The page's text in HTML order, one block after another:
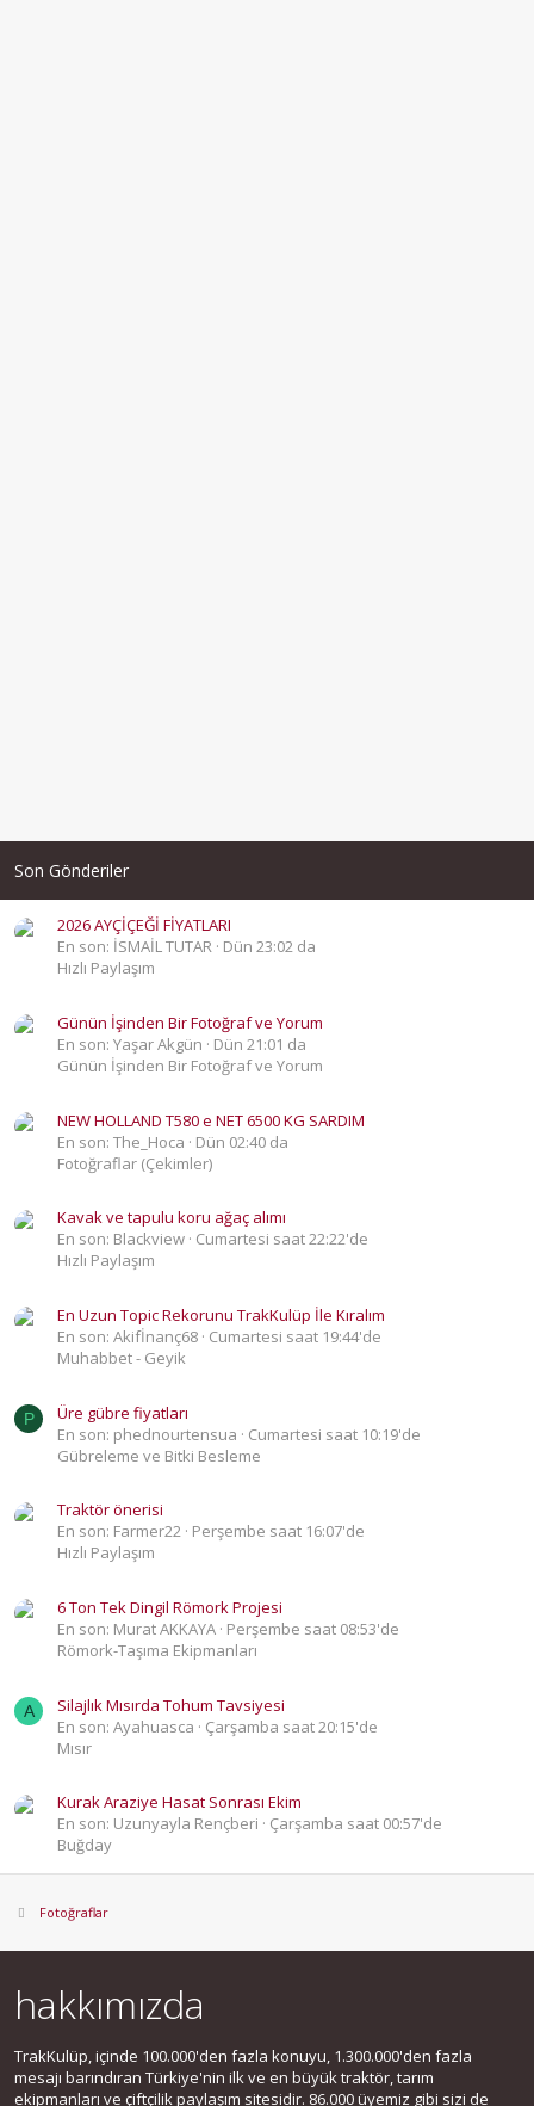
Son Gönderiler
2026 AYÇİÇEĞİ FİYATLARI
En son: İSMAİL TUTAR Dün 23:02 da
Hızlı Paylaşım
Günün İşinden Bir Fotoğraf ve Yorum
En son: Yaşar Akgün
Dün 21:01 da
Günün İşinden Bir Fotoğraf ve Yorum
NEW HOLLAND T580 e NET 6500 KG SARDIM
En son: The_Hoca
Dün 02:40 da
Fotoğraflar (Çekimler)
Kavak ve tapulu koru ağaç alımı
En son: Blackview Cumartesi saat 22:22'de
Hızlı Paylaşım
En Uzun Topic Rekorunu TrakKulüp İle Kıralım
En son: Akifİnanç68 Cumartesi saat 19:44'de
Muhabbet - Geyik
P
Üre gübre fiyatları
En son: phednourtensua
Cumartesi saat 10:19'de
Gübreleme ve Bitki Besleme
Traktör önerisi
En son: Farmer22 Perşembe saat 16:07'de
Hızlı Paylaşım
6 Ton Tek Dingil Römork Projesi
En son: Murat AKKAYA Perşembe saat 08:53'de
Römork-Taşıma Ekipmanları
A
Silajlık Mısırda Tohum Tavsiyesi
En son: Ayahuasca
Çarşamba saat 20:15'de
Mısır
Kurak Araziye Hasat Sonrası Ekim
En son: Uzunyayla Rençberi
Çarşamba saat 00:57'de
Buğday
Fotoğraflar
hakkımızda
TrakKulüp, içinde 100.000'den fazla konuyu, 1.300.000'den fazla
mesajı barındıran Türkiye'nin ilk ve en büyük traktör, tarım
ekipmanları ve çiftçilik paylaşım sitesidir. 86.000 üyemiz gibi sizi de